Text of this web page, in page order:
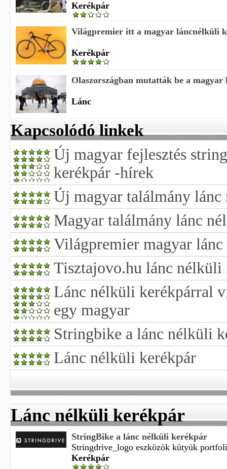
Kerékpár
Világpremier itt a magyar láncnélküli
Kerékpár
Olaszországban mutatták be a
Lánc
Kapcsolódó linkek
Új magyar fejlesztés
kerékpár -hírek
Új magyar találmány
Magyar találmány lánc
Világpremier magyar
Tisztajovo.hu lánc nélküli
Lánc nélküli kerékpárral
egy magyar
Stringbike a lánc nélküli
Lánc nélküli kerékpár
Lánc nélküli kerékpár
StringBike a lánc nélküli kerékpár
Stringdrive_logo eszközök kütyük
Kerékpár